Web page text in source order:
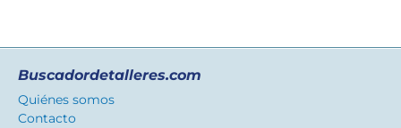
Buscadordetalleres.com
Quiénes somos
Contacto